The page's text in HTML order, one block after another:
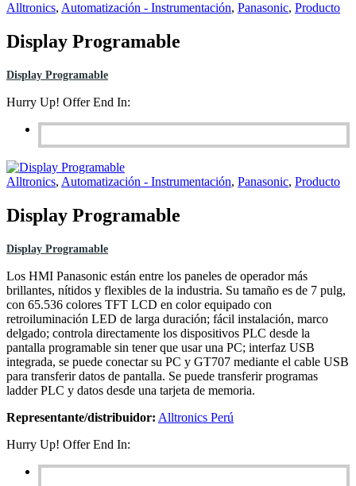
Alltronics, Automatización - Instrumentación, Panasonic, Producto
Display Programable
Display Programable
Hurry Up! Offer End In:
Alltronics, Automatización - Instrumentación, Panasonic, Producto
Display Programable
Display Programable
Los HMI Panasonic están entre los paneles de operador más
brillantes, nítidos y flexibles de la industria. Su tamaño es de 7 pulg,
con 65.536 colores TFT LCD en color equipado con
retroiluminación LED de larga duración; fácil instalación, marco
delgado; controla directamente los dispositivos PLC desde la
pantalla programable sin tener que usar una PC; interfaz USB
integrada, se puede conectar su PC y GT707 mediante el cable USB
para transferir datos de pantalla. Se puede transferir programas
ladder PLC y datos desde una tarjeta de memoria.
Representante/distribuidor: Alltronics Perú
Hurry Up! Offer End In: